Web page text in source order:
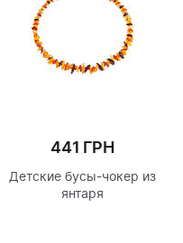
441 ГРН
Детские бусы-чокер из
янтаря